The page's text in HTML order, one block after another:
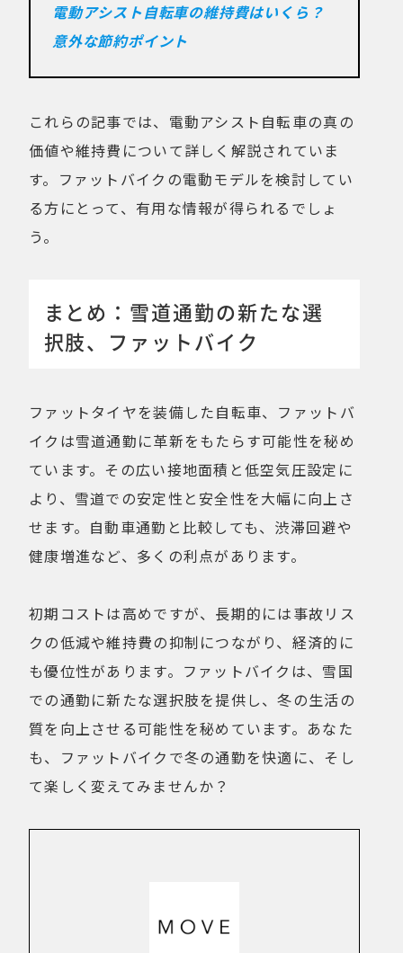
電動アシスト自転車の維持費はいくら？
意外な節約ポイント
これらの記事では、電動アシスト自転車の真の
価値や維持費について詳しく解説されていま
す。ファットバイクの電動モデルを検討してい
る方にとって、有用な情報が得られるでしょ
う。
まとめ：雪道通勤の新たな選
択肢、ファットバイク
ファットタイヤを装備した自転車、ファットバ
イクは雪道通勤に革新をもたらす可能性を秘め
ています。その広い接地面積と低空気圧設定に
より、雪道での安定性と安全性を大幅に向上さ
せます。自動車通勤と比較しても、渋滞回避や
健康増進など、多くの利点があります。
初期コストは高めですが、長期的には事故リス
クの低減や維持費の抑制につながり、経済的に
も優位性があります。ファットバイクは、雪国
での通勤に新たな選択肢を提供し、冬の生活の
質を向上させる可能性を秘めています。あなた
も、ファットバイクで冬の通勤を快適に、そし
て楽しく変えてみませんか？